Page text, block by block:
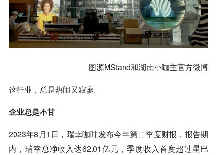
图源MStand和湖南小咖主官方微博
这行业，总是热闹又寂寥。
企业总是不甘
2023年8月1日， 瑞幸咖啡发布今年第二季度财报，报告期
内， 瑞幸总净收入达62.01亿元，季度收入首度超过星巴